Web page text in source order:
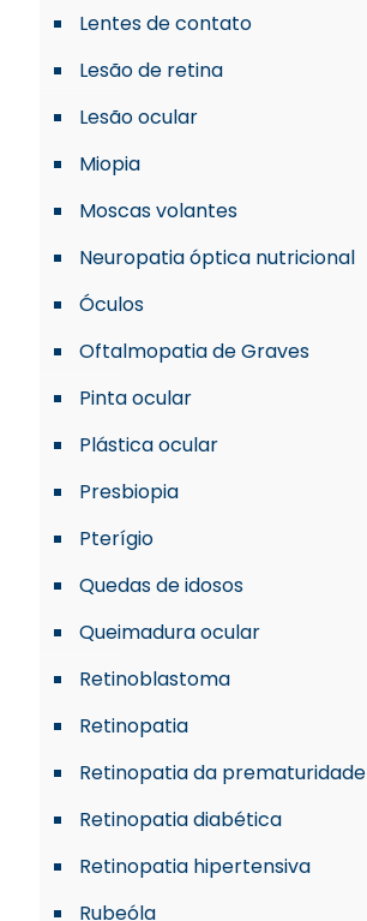
Lentes de contato
Lesão de retina
Lesão ocular
Miopia
Moscas volantes
Neuropatia óptica nutricional
Óculos
Oftalmopatia de Graves
Pinta ocular
Plástica ocular
Presbiopia
Pterígio
Quedas de idosos
Queimadura ocular
Retinoblastoma
Retinopatia
Retinopatia da prematuridade
Retinopatia diabética
Retinopatia hipertensiva
Rubeóla